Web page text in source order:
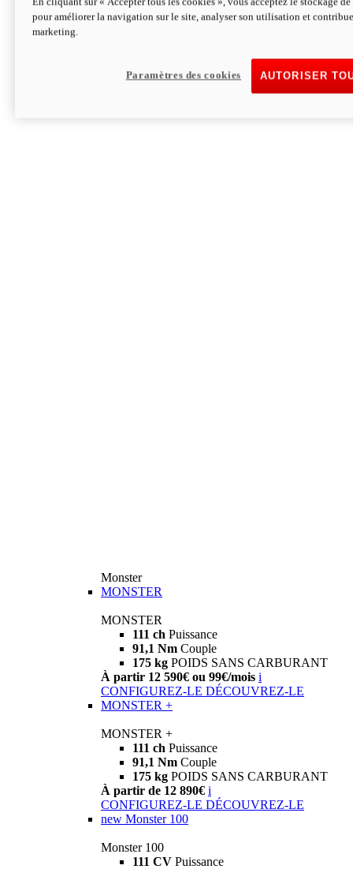
Hypermotard V2 SP 100
Découvrez-le
Monster
MONSTER
MONSTER
111 ch Puissance
91,1 Nm Couple
175 kg POIDS SANS CARBURANT
À partir 12 590€ ou 99€/mois i
CONFIGUREZ-LE DÉCOUVREZ-LE
MONSTER +
MONSTER +
111 ch Puissance
91,1 Nm Couple
175 kg POIDS SANS CARBURANT
À partir de 12 890€ i
CONFIGUREZ-LE DÉCOUVREZ-LE
new Monster 100
Monster 100
111 CV Puissance
pour améliorer la navigation sur le site, analyser son utilisation et
marketing.
AUTORISER
Paramètres des cookies